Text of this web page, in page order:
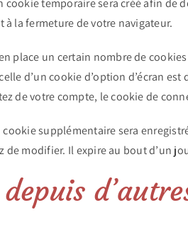
cookie temporaire sera créé afin
la fermeture de votre navigateur.
place un certain nombre de
d’un cookie d’option d’écran
de votre compte, le cookie de
supplémentaire sera
modifier. Il expire au bout d’un